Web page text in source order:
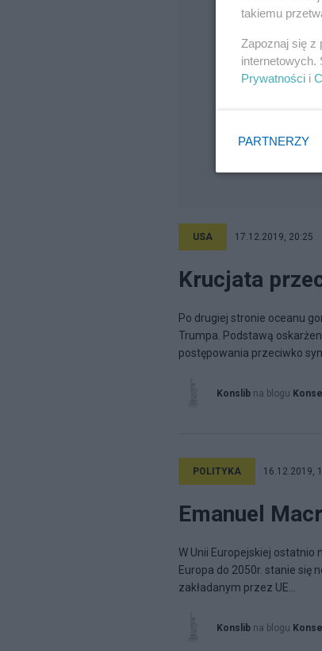
USA 17.12.2019, 20:25
Krucjata
Po drugiej stronie oceanu
Trumpa. Podstawą
postępowania przeciwko
Konslib na blogu
POLITYKA 16.12.2019,
Emanuel
W Unii Europejskiej ostatnio
Europa do 2050r. stanie się
zakładanym przez UE...
Konslib na blogu
takiemu
Zapoznaj się z
internetowych.
Prywatności i
PARTNERZY